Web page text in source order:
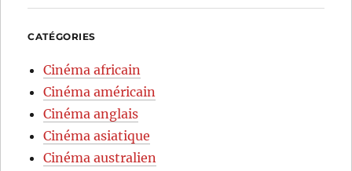
CATÉGORIES
Cinéma africain
Cinéma américain
Cinéma anglais
Cinéma asiatique
Cinéma australien